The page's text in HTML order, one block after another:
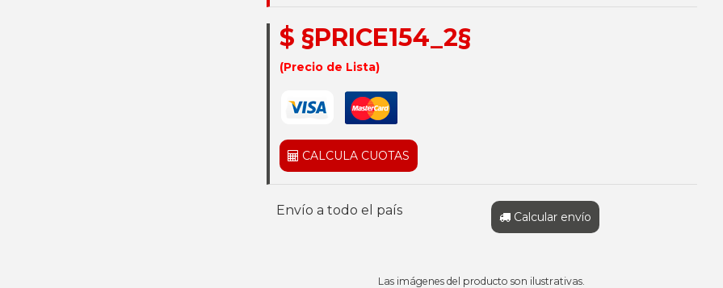
$ §PRICE154_2§
(Precio de Lista)
CALCULA CUOTAS
Envío a todo el país Calcular envío
Las imágenes del producto son ilustrativas.